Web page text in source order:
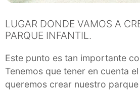
LUGAR DONDE VAMOS A
PARQUE INFANTIL.
Este punto es tan importante
Tenemos que tener en cuenta
queremos crear nuestro